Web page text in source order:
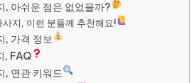
, 아쉬운 점은 없었을까?
사지, 이런 분들께 추천해요!
, 가격 정보
, FAQ
, 연관 키워드